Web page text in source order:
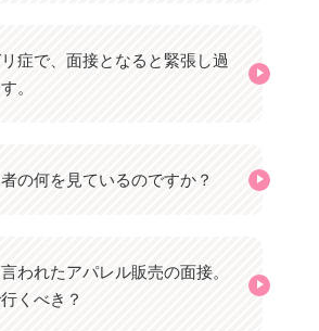
症で、面接となると緊張し過
。
の何を見ているのですか？
われたアパレル販売の面接。
くべき？